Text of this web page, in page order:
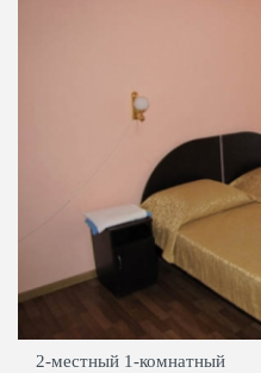
2-местный 1-комнатный